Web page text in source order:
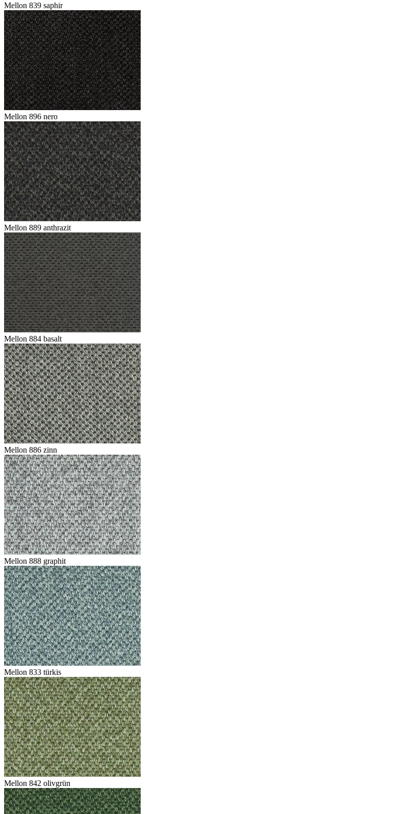
Mellon 839 saphir
Mellon 896 nero
Mellon 889 anthrazit
Mellon 884 basalt
Mellon 886 zinn
Mellon 888 graphit
Mellon 833 türkis
Mellon 842 olivgrün